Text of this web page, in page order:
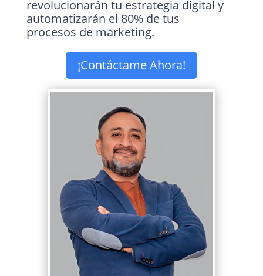
revolucionarán tu estrategia digital y
automatizarán el 80% de tus
procesos de marketing.
¡Contáctame Ahora!